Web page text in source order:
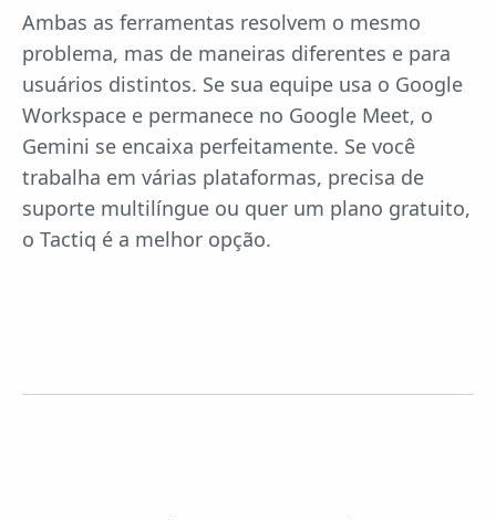
Ambas as ferramentas resolvem o mesmo
problema, mas de maneiras diferentes e para
usuários distintos. Se sua equipe usa o Google
Workspace e permanece no Google Meet, o
Gemini se encaixa perfeitamente. Se você
trabalha em várias plataformas, precisa de
suporte multilíngue ou quer um plano gratuito,
o Tactiq é a melhor opção.